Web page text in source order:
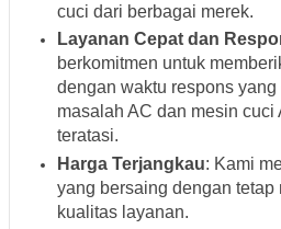
cuci dari berbagai merek.
Layanan Cepat dan
berkomitmen untuk
dengan waktu respons
masalah AC dan mesin cuci
teratasi.
Harga Terjangkau: Kami
yang bersaing dengan tetap
kualitas layanan.